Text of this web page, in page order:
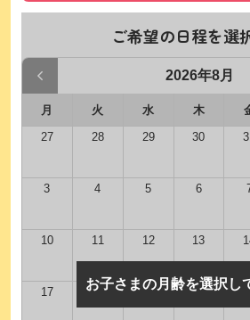
ご希望の日程を選
2026年8月
月 火 水 木
27
28 29 30
3 4 5 6
10 11 12 13
17 18 19 20
お子さまの月齢を選択し